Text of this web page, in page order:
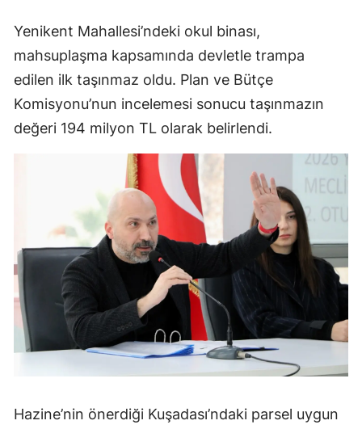
Yenikent Mahallesi’ndeki okul binası,
mahsuplaşma kapsamında devletle trampa
edilen ilk taşınmaz oldu. Plan ve Bütçe
Komisyonu’nun incelemesi sonucu taşınmazın
değeri 194 milyon TL olarak belirlendi.
Hazine’nin önerdiği Kuşadası’ndaki parsel uygun